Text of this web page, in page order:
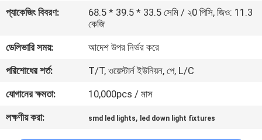
মান
যোগাযোগ
করুন
প্যাকেজিং বিবরণ:
68.5 * 39.5 * 33.5 সেমি / ২0 পিসি, জিও: 11.3
কেজি
ডেলিভারি সময়:
আদেশ উপর নির্ভর করে
পরিশোধের শর্ত:
T/T, ওয়েস্টার্ন ইউনিয়ন, পে, L/C
যোগানের ক্ষমতা:
10,000pcs / মাস
লক্ষণীয় করা:
smd led lights, led down light fixtures